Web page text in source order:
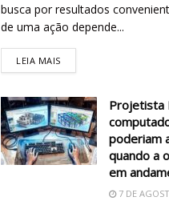
busca por resultados
de uma ação depende...
LEIA MAIS
Projetista
poderiam
quando a
em
7 DE